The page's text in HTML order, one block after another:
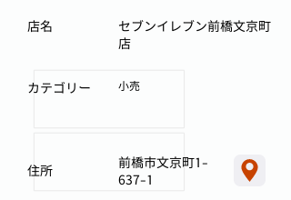
セブンイレブン前橋文京町
店
店名
小売
カテゴリー
前橋市文京町1-
637-1
住所